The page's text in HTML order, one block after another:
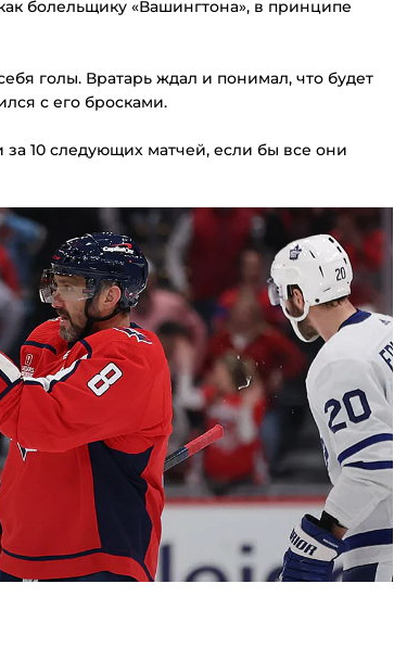
болельщику «Вашингтона», в принципе
голы. Вратарь ждал и понимал, что будет
с его бросками.
10 следующих матчей, если бы все они